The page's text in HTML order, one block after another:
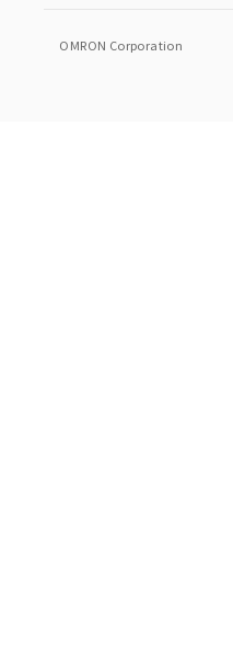
OMRON Corporation